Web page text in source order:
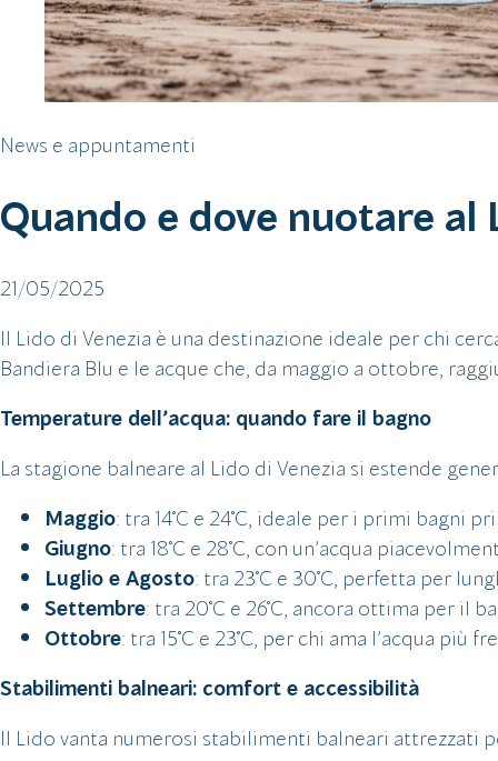
News e appuntamenti
Quando e dove nuotare
21/05/2025
Il Lido di Venezia è una destinazione ideale per chi
Bandiera Blu e le acque che, da maggio a ottobre,
Temperature dell’acqua: quando fare il bagno
La stagione balneare al Lido di Venezia si estende
Maggio: tra 14°C e 24°C, ideale per i primi bagni
Giugno: tra 18°C e 28°C, con un’acqua
Luglio e Agosto: tra 23°C e 30°C, perfetta per
Settembre: tra 20°C e 26°C, ancora ottima per il
Ottobre: tra 15°C e 23°C, per chi ama l’acqua più
Stabilimenti balneari: comfort e accessibilità
Il Lido vanta numerosi stabilimenti balneari attrezzati